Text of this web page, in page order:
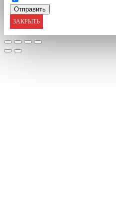
ЗАКРЫТЬ